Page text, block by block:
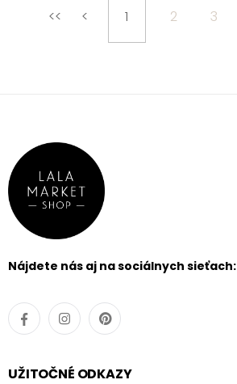
<< < 1 2 3
Nájdete nás aj na sociálnych sieťach:
UŽITOČNÉ ODKAZY